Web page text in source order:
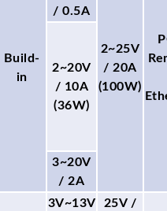
Build-
in
/ 0.5A
2~25V
/ 20A
(100W)
2~20V
/ 10A
(36W)
3~20V
/ 2A
3V~13V
25V /